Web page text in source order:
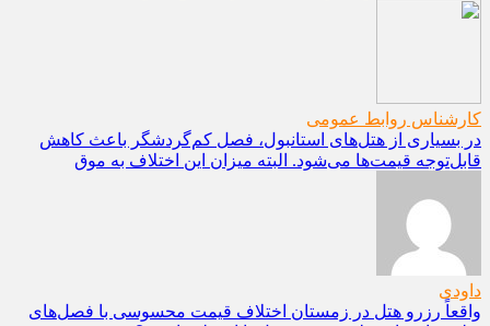
کارشناس روابط عمومی
در بسیاری از هتل‌های استانبول، فصل کم‌گردشگر باعث کاهش
قابل‌توجه قیمت‌ها می‌شود. البته میزان این اختلاف به موق
داودی
واقعاً رزرو هتل در زمستان اختلاف قیمت محسوسی با فصل‌های